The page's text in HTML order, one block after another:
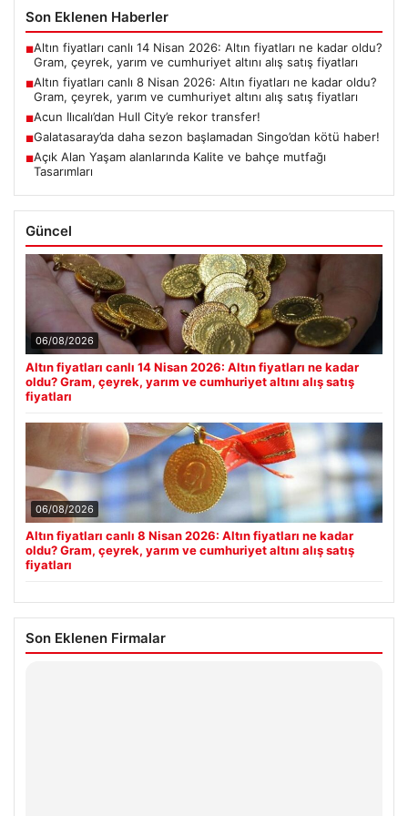
Son Eklenen Haberler
■Altın fiyatları canlı 14 Nisan 2026: Altın fiyatları ne kadar oldu?
Gram, çeyrek, yarım ve cumhuriyet altını alış satış fiyatları
■Altın fiyatları canlı 8 Nisan 2026: Altın fiyatları ne kadar oldu?
Gram, çeyrek, yarım ve cumhuriyet altını alış satış fiyatları
■Acun Ilıcalı’dan Hull City’e rekor transfer!
■Galatasaray’da daha sezon başlamadan Singo’dan kötü haber!
■Açık Alan Yaşam alanlarında Kalite ve bahçe mutfağı
Tasarımları
Güncel
06/08/2026
Altın fiyatları canlı 14 Nisan 2026: Altın fiyatları ne kadar
oldu? Gram, çeyrek, yarım ve cumhuriyet altını alış satış
fiyatları
06/08/2026
Altın fiyatları canlı 8 Nisan 2026: Altın fiyatları ne kadar
oldu? Gram, çeyrek, yarım ve cumhuriyet altını alış satış
fiyatları
Son Eklenen Firmalar